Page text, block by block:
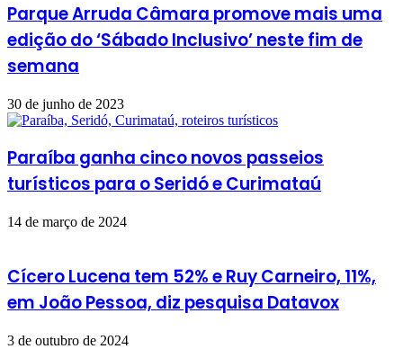
Parque Arruda Câmara promove mais uma
edição do ‘Sábado Inclusivo’ neste fim de
semana
30 de junho de 2023
Paraíba ganha cinco novos passeios
turísticos para o Seridó e Curimataú
14 de março de 2024
Cícero Lucena tem 52% e Ruy Carneiro, 11%,
em João Pessoa, diz pesquisa Datavox
3 de outubro de 2024